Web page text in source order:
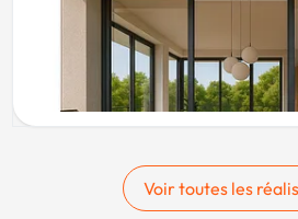
Voir toutes les